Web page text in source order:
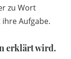
zu Wort
Aufgabe.
erklärt wird.